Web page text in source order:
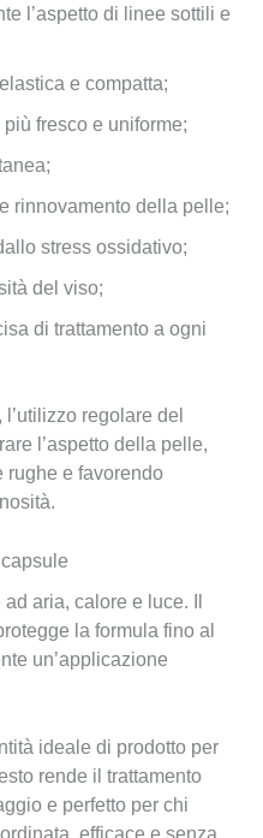
l’aspetto di linee sottili e
e compatta;
fresco e uniforme;
rinnovamento della pelle;
stress ossidativo;
del viso;
di trattamento a ogni
regolare del
l’aspetto della pelle,
rughe e favorendo
aria, calore e luce. Il
la formula fino al
un’applicazione
ideale di prodotto per
rende il trattamento
e perfetto per chi